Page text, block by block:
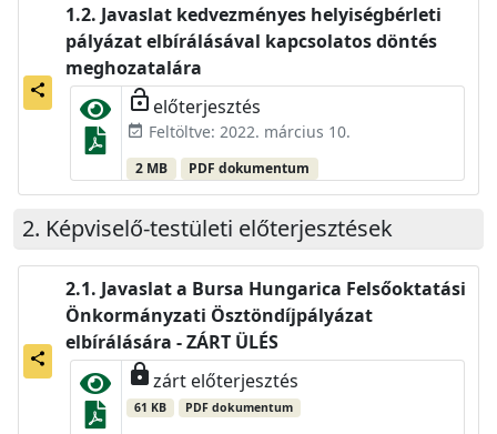
share
Javaslat kedvezményes helyiségbérleti
pályázat elbírálásával kapcsolatos döntés
meghozatalára
lock_open előterjesztés
event_available Feltöltve: 2022. március 10.
2 MB PDF dokumentum
Képviselő-testületi előterjesztések
share
Javaslat a Bursa Hungarica Felsőoktatási
Önkormányzati Ösztöndíjpályázat
elbírálására - ZÁRT ÜLÉS
lockzárt előterjesztés
61 KB PDF dokumentum